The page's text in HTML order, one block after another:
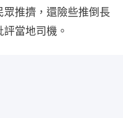
眾推擠，還險些推倒長
當地司機。